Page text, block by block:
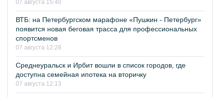
07 августа 15:40
ВТБ: на Петербургском марафоне «Пушкин - Петербург»
появится новая беговая трасса для профессиональных
спортсменов
07 августа 12:28
Среднеуральск и Ирбит вошли в список городов, где
доступна семейная ипотека на вторичку
07 августа 12:13